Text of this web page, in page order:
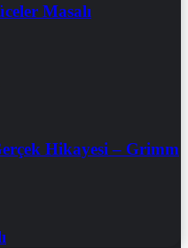
Masalı
Hikayesi – Grimm